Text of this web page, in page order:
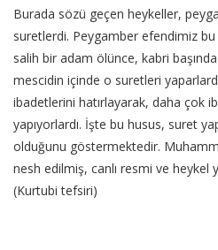
Burada sözü geçen heykeller,
suretlerdi. Peygamber efendimiz
salih bir adam ölünce, kabri
mescidin içinde o suretleri
ibadetlerini hatırlayarak, daha çok
yapıyorlardı. İşte bu husus, suret
olduğunu göstermektedir.
nesh edilmiş, canlı resmi ve heykel
(Kurtubi tefsiri)